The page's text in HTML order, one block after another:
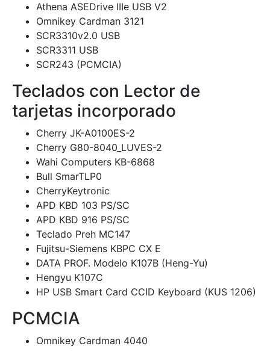
Athena ASEDrive IIIe USB V2
Omnikey Cardman 3121
SCR3310v2.0 USB
SCR3311 USB
SCR243 (PCMCIA)
Teclados con Lector de
tarjetas incorporado
Cherry JK-A0100ES-2
Cherry G80-8040_LUVES-2
Wahi Computers KB-6868
Bull SmarTLP0
CherryKeytronic
APD KBD 103 PS/SC
APD KBD 916 PS/SC
Teclado Preh MC147
Fujitsu-Siemens KBPC CX E
DATA PROF. Modelo K107B (Heng-Yu)
Hengyu K107C
HP USB Smart Card CCID Keyboard (KUS 1206)
PCMCIA
Omnikey Cardman 4040